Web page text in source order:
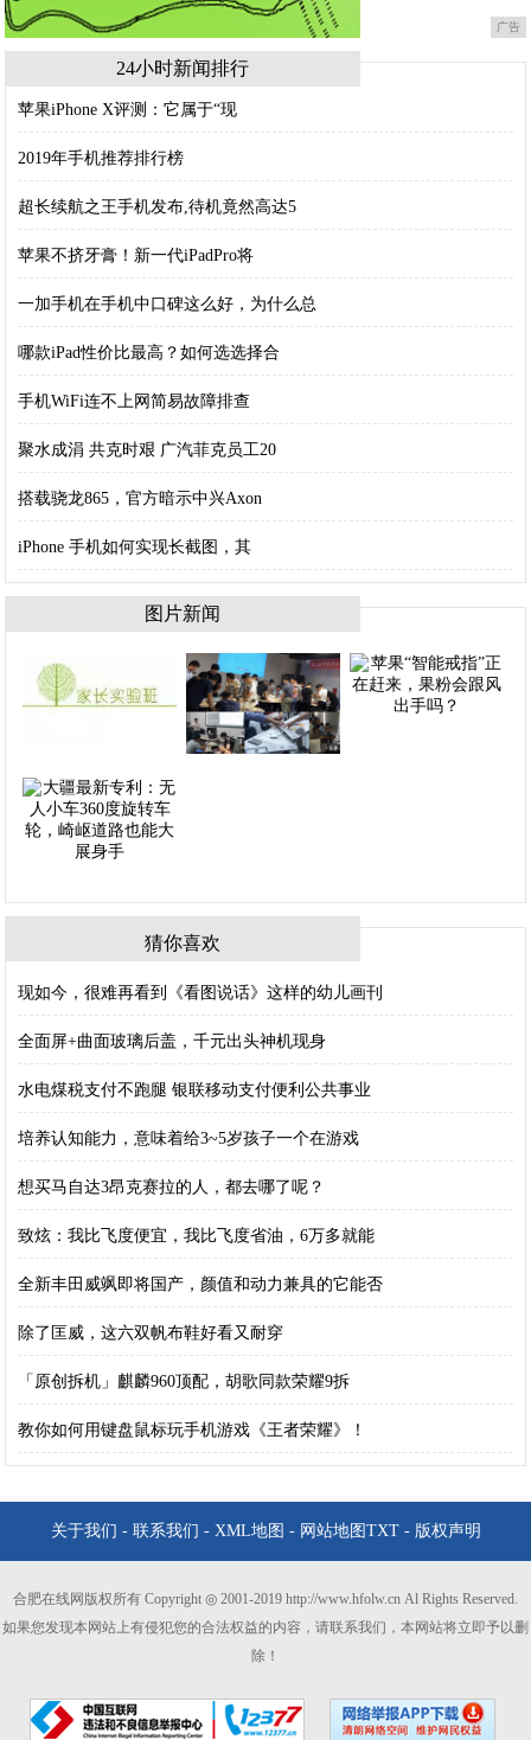
广告
24小时新闻排行
苹果iPhone X评测：它属于“现
2019年手机推荐排行榜
超长续航之王手机发布,待机竟然高达5
苹果不挤牙膏！新一代iPadPro将
一加手机在手机中口碑这么好，为什么总
哪款iPad性价比最高？如何选选择合
手机WiFi连不上网简易故障排查
聚水成涓 共克时艰 广汽菲克员工20
搭载骁龙865，官方暗示中兴Axon
iPhone 手机如何实现长截图，其
图片新闻
猜你喜欢
现如今，很难再看到《看图说话》这样的幼儿画刊
全面屏+曲面玻璃后盖，千元出头神机现身
水电煤税支付不跑腿 银联移动支付便利公共事业
培养认知能力，意味着给3~5岁孩子一个在游戏
想买马自达3昂克赛拉的人，都去哪了呢？
致炫：我比飞度便宜，我比飞度省油，6万多就能
全新丰田威飒即将国产，颜值和动力兼具的它能否
除了匡威，这六双帆布鞋好看又耐穿
「原创拆机」麒麟960顶配，胡歌同款荣耀9拆
教你如何用键盘鼠标玩手机游戏《王者荣耀》！
关于我们 - 联系我们 - XML地图 - 网站地图 TXT- 版权声明
合肥在线网版权所有 Copyright ◎ 2001-2019 http://www.hfolw.cn Al Rights Reserved.
如果您发现本网站上有侵犯您的合法权益的内容，请联系我们，本网站将立即予以删
除！